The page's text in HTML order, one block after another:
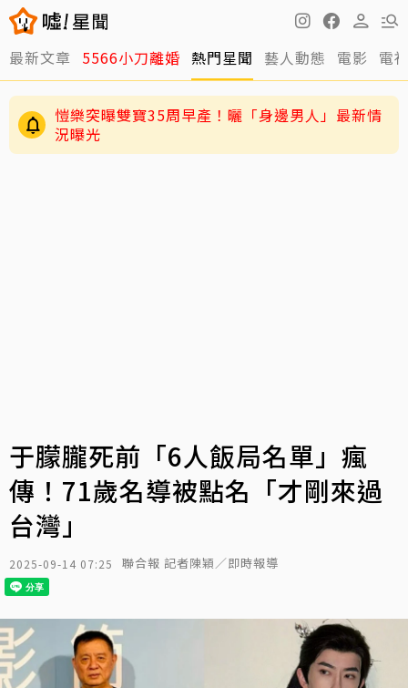
最新文章 5566小刀離婚 熱門星聞 藝人動態 電影 電
愷樂突曝雙寶35周早產！曬「身邊男人」最新情
況曝光
于朦朧死前「6人飯局名單」瘋
傳！71歲名導被點名「才剛來過
台灣」
2025-09-14 07:25 聯合報 記者陳穎／即時報導